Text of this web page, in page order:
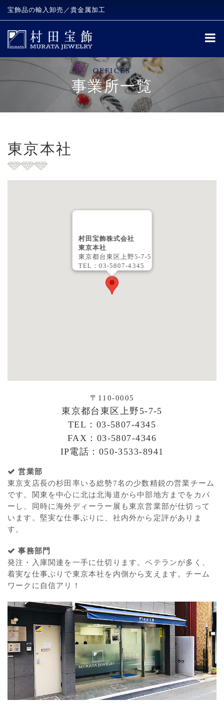
宝飾品の輸入卸売／貴金属加工
OFFICES
事業所一覧
東京本社
村田宝飾株式会社
東京本社
東京都台東区上野5-7-5
TEL：03-5807-4345
〒110-0005
東京都台東区上野5-7-5
TEL：03-5807-4345
FAX：03-5807-4346
IP電話：050-3533-8941
営業部
東京支店長の杉田率いる総勢7名の少数精鋭の営業チーム
です。関東を中心に北は北海道から中部地方までをカバ
ーし、同時に海外ディーラー展も東京営業部が仕切って
います。堅実な仕事ぶりに、社内外から定評がありま
す。
事務部門
発注・入庫関連を一手に仕切ります。ベテランが多く、
着実な仕事ぶりで東京本社を内側から支えます。チーム
ワークに自信アリ！